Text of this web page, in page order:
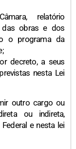
relatório
das obras e dos
o programa da
decreto, a seus
nesta Lei
outro cargo ou
ou indireta,
e nesta lei